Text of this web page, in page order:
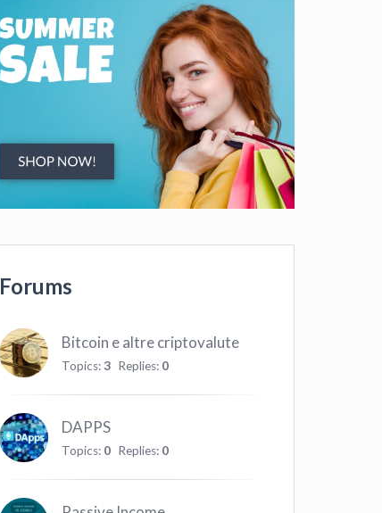
Forums
Bitcoin e altre criptovalute
Topics:3 Replies: 0
DAPPS
Topics: 0 Replies: 0